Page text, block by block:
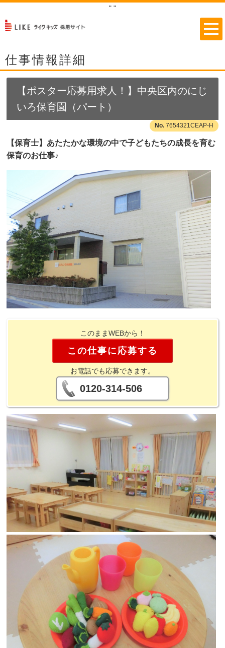
" "
仕事情報詳細
【ポスター応募用求人！】中央区内のにじ
いろ保育園（パート）
7654321CEAP-H
【保育士】あたたかな環境の中で子どもたちの成長を育む
保育のお仕事♪
このままWEBから！
この仕事に応募する
お電話でも応募できます。
0120-314-506